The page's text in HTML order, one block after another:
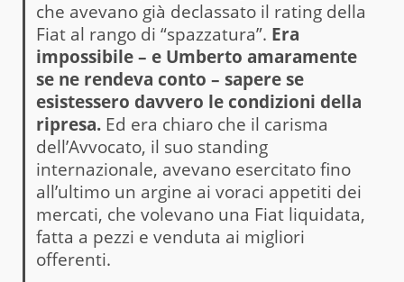
che avevano già declassato il rating della
Fiat al rango di “spazzatura”. Era
impossibile – e Umberto amaramente
se ne rendeva conto – sapere se
esistessero davvero le condizioni della
ripresa.Ed era chiaro che il carisma
dell’Avvocato, il suo standing
internazionale, avevano esercitato fino
all’ultimo un argine ai voraci appetiti dei
mercati, che volevano una Fiat liquidata,
fatta a pezzi e venduta ai migliori
offerenti.